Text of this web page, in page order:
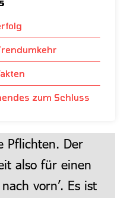
zum Schluss
Pflichten. Der
also für einen
vorn’. Es ist